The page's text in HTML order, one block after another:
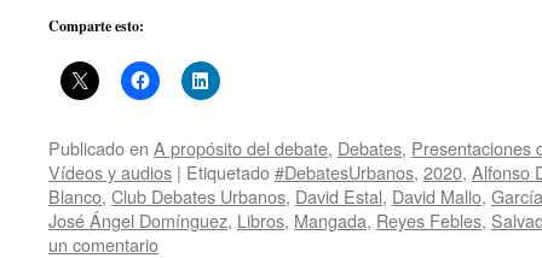
Comparte esto:
Publicado en A propósito del debate, Debates, Presentaciones
Vídeos y audios | Etiquetado#DebatesUrbanos, 2020, Alfonso
Blanco, Club Debates Urbanos, David Estal, David Mallo,
José Ángel Domínguez, Libros, Mangada, Reyes Febles,
un comentario